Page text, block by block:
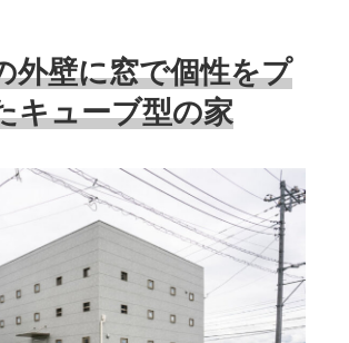
外壁に窓で個性をプ
キューブ型の家